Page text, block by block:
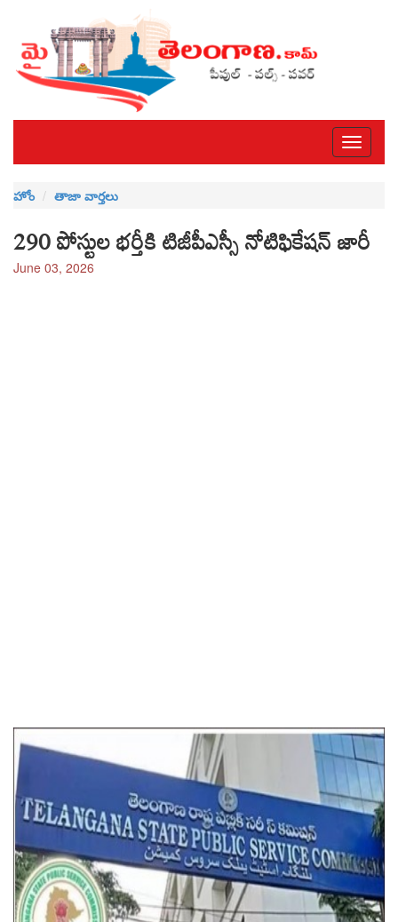
Toggle
హోం
తాజా వార్తలు
290 పోస్టుల భర్తీకి టిజీపీఎస్సీ నోటిఫికేషన్‌ జారీ
June 03, 2026